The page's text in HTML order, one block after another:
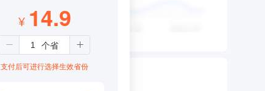
¥ 14.9
支付后可进行选择生效省份